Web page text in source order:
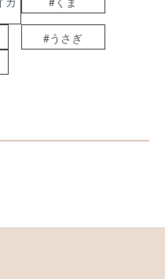
#うさぎ